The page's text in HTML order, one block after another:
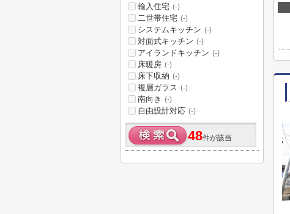
輸入住宅 (-)
二世帯住宅 (-)
システムキッチン (-)
対面式キッチン (-)
アイランドキッチン (-)
床暖房 (-)
床下収納 (-)
複層ガラス (-)
南向き (-)
自由設計対応 (-)
48件が該当